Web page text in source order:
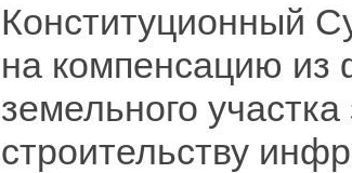
Конституционный
на компенсацию из
земельного
строительству